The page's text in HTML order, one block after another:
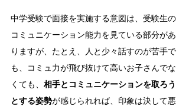
中学受験で面接を実施する意図は、受験生の
コミュニケーション能力を見ている部分があ
りますが、たとえ、人と少々話すのが苦手で
も、コミュ力が飛び抜けて高いお子さんでな
くても、 相手とコミュニケーションを取ろう
とする姿勢が感じられれば、印象は決して悪